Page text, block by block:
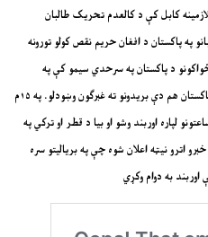
کابل کې د کالعدم تحریک طالبان
په پاکستان د افغان حریم نقص کولو تورونه
شپه افغان ځواکونو د پاکستان په سرحدي سیمو کې په
امنیتي پوسته بریدونه وکړه چې په ځواب کې پاکستان هم دې بریدونو ته غبرګون وښودلو. په ۱۵م
پاکستان او افغان طالبانو ترمنځ د ۴۸ ساعتونو لپاره اوربند وشو او بیا د قطر او ترکي په
دوحه خبرو اترو نیټه اعلان شوه چې په بریالیتو سره